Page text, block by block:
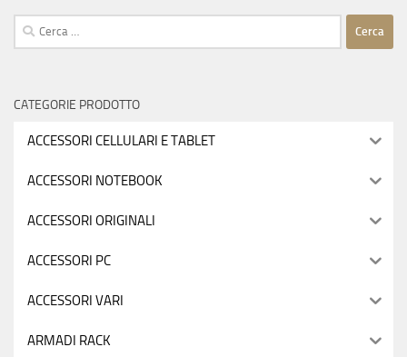
Ricerca
per:
CATEGORIE PRODOTTO
ACCESSORI CELLULARI E TABLET
ACCESSORI NOTEBOOK
ACCESSORI ORIGINALI
ACCESSORI PC
ACCESSORI VARI
ARMADI RACK